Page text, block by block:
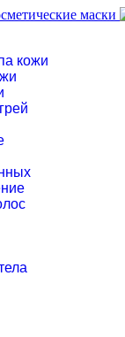
кожи